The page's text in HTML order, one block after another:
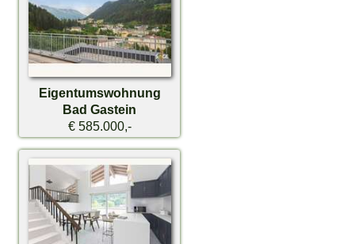
Eigentumswohnung
Bad Gastein
€ 585.000,-